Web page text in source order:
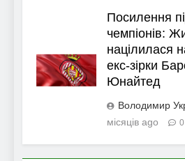
Посилення
чемпіонів:
націлилася
екс-зірки
Юнайтед
Володимир
місяців ago
0